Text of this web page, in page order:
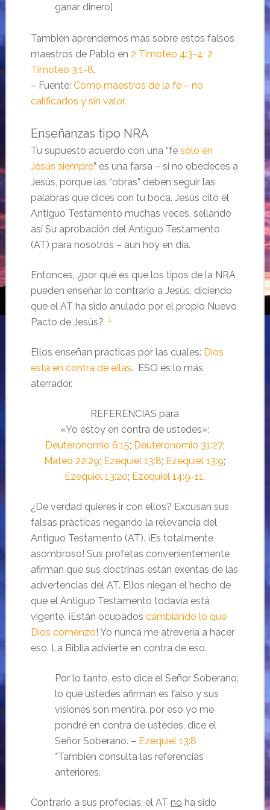
ganar dinero]
También aprendemos más sobre estos falsos
maestros de Pablo en 2 Timoteo 4:3-4; 2
Timoteo 3:1-8.
– Fuente: Como maestros de la fe – no
calificados y sin valor.
Enseñanzas tipo NRA
Tu supuesto acuerdo con una “fe sólo en
Jesús siempre” es una farsa – si no obedeces a
Jesús, porque las “obras” deben seguir las
palabras que dices con tu boca. Jesús citó el
Antiguo Testamento muchas veces, sellando
así Su aprobación del Antiguo Testamento
(AT) para nosotros – aun hoy en día.
Entonces, ¿por qué es que los tipos de la NRA
pueden enseñar lo contrario a Jesús, diciendo
que el AT ha sido anulado por el propio Nuevo
Pacto de Jesús?
1
Ellos enseñan prácticas por las cuales: Dios
está en contra de ellas. ESO es lo más
aterrador.
REFERENCIAS para
«Yo estoy en contra de ustedes»:
Deuteronomio 6:15; Deuteronomio 31:27;
Mateo 22:29; Ezequiel 13:8; Ezequiel 13:9;
Ezequiel 13:20; Ezequiel 14:9-11 .
¿De verdad quieres ir con ellos? Excusan sus
falsas prácticas negando la relevancia del
Antiguo Testamento (AT). ¡Es totalmente
asombroso! Sus profetas convenientemente
afirman que sus doctrinas están exentas de las
advertencias del AT. Ellos niegan el hecho de
que el Antiguo Testamento todavía está
vigente. ¡Están ocupados cambiando lo que
Dios comenzó! Yo nunca me atrevería a hacer
eso. La Biblia advierte en contra de eso.
Por lo tanto, esto dice el Señor Soberano:
lo que ustedes afirman es falso y sus
visiones son mentira, por eso yo me
pondré en contra de ustedes, dice el
Señor Soberano. – Ezequiel 13:8
*También consulta las referencias
anteriores.
Contrario a sus profecías, el AT no ha sido